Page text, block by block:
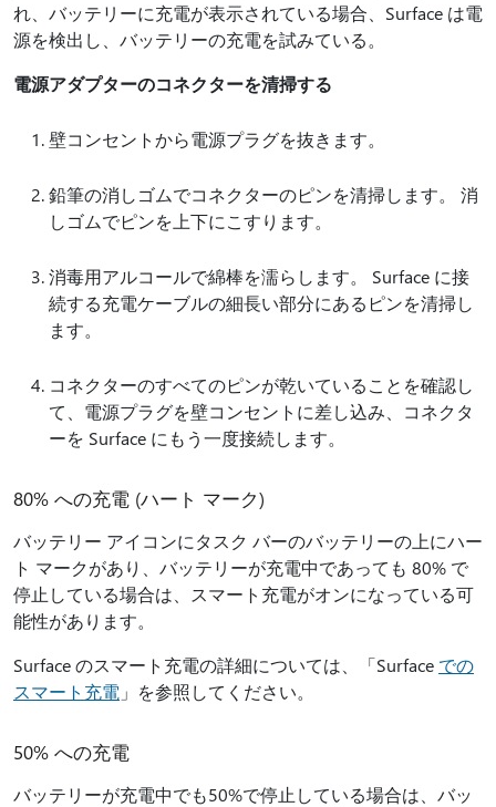
れ、バッテリーに充電が表示されている場合、Surface は電
源を検出し、バッテリーの充電を試みている。
電源アダプターのコネクターを清掃する
壁コンセントから電源プラグを抜きます。
鉛筆の消しゴムでコネクターのピンを清掃します。 消
しゴムでピンを上下にこすります。
消毒用アルコールで綿棒を濡らします。 Surface に接
続する充電ケーブルの細長い部分にあるピンを清掃し
ます。
コネクターのすべてのピンが乾いていることを確認し
て、電源プラグを壁コンセントに差し込み、コネクタ
ーを Surface にもう一度接続します。
80% への充電 (ハート マーク)
バッテリー アイコンにタスク バーのバッテリーの上にハー
ト マークがあり、バッテリーが充電中であっても 80% で
停止している場合は、スマート充電がオンになっている可
能性があります。
Surface のスマート充電の詳細については、「Surface での
スマート充電 」を参照してください。
50% への充電
バッテリーが充電中でも50%で停止している場合は、バッ